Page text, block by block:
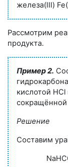
железа(III)
Рассмотрим
продукта.
Пример 2.
кислотой
Решение
Составим